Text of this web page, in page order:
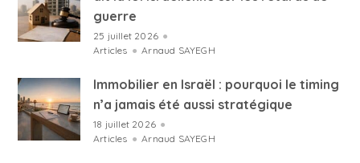
guerre
25 juillet 2026 ●
Articles ● Arnaud SAYEGH
Immobilier en Israël : pourquoi le timing
n’a jamais été aussi stratégique
18 juillet 2026 ●
Articles ● Arnaud SAYEGH